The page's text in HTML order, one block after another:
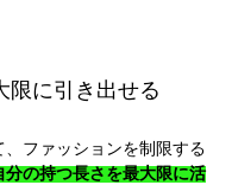
限に引き出せる
、ファッションを制限する
分の持つ長さを最大限に活